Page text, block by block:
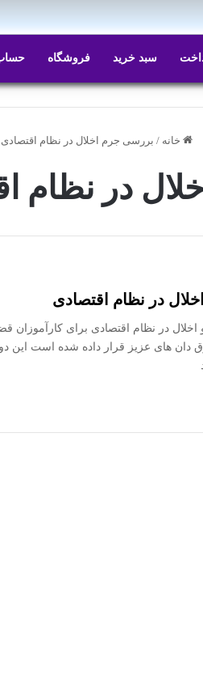
سبد خرید فروشگاه
خانه / بررسی جرم اخلال در نظام اقتصادی
در نظام
در نظام اقتصادی
در نظام اقتصادی برای کارآموزان
دان های عزیز قرار داده شده است این